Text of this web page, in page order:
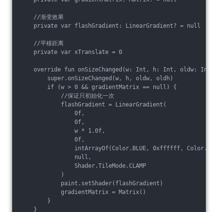
    //渐变效果
    private var flashGradient: LinearGradient? = null
    //平移距离
    private var xTranslate = 0
override fun onSizeChanged(w: Int, h: Int, oldw: Int,
        super.onSizeChanged(w, h, oldw, oldh)
        if (w > 0 && gradientMatrix == null) {
            //保证只初始化一次
            flashGradient = LinearGradient(
                0f,
                0f,
                w * 1.0f,
                0f,
intArrayOf(Color.BLUE, 0xffffff,
                null,
                Shader.TileMode.CLAMP
            )
            paint.setShader(flashGradient)
            gradientMatrix = Matrix()
        }
    }